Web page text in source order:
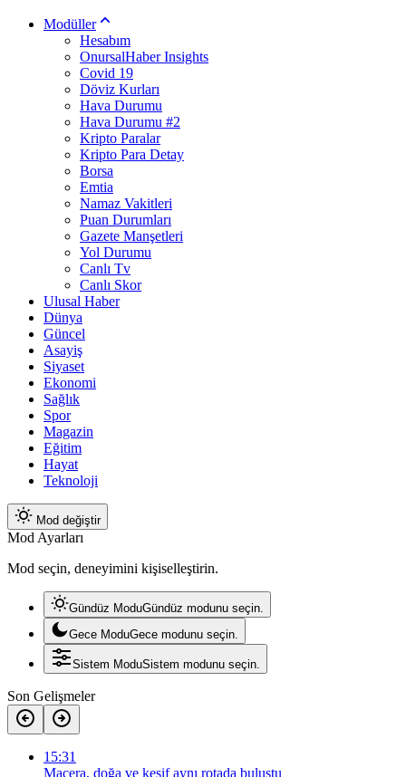
Modüller
Hesabım
OnursalHaber Insights
Covid 19
Döviz Kurları
Hava Durumu
Hava Durumu #2
Kripto Paralar
Kripto Para Detay
Borsa
Emtia
Namaz Vakitleri
Puan Durumları
Gazete Manşetleri
Yol Durumu
Canlı Tv
Canlı Skor
Ulusal Haber
Dünya
Güncel
Asayiş
Siyaset
Ekonomi
Sağlık
Spor
Magazin
Eğitim
Hayat
Teknoloji
Mod değiştir
Mod Ayarları
Mod seçin, deneyimini kişiselleştirin.
Gündüz ModuGündüz modunu seçin.
Gece ModuGece modunu seçin.
Sistem ModuSistem modunu seçin.
Son Gelişmeler
15:31
Macera, doğa ve keşif aynı rotada buluştu